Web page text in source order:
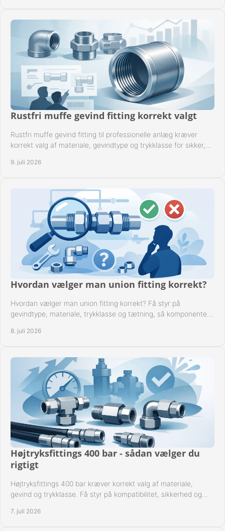
Rustfri muffe gevind fitting korrekt valgt
Rustfri muffe gevind fitting til professionelle anlæg kræver
korrekt valg af materiale, gevindtype og trykklasse for sikker,
9. juli 2026
Hvordan vælger man union fitting korrekt?
Hvordan vælger man union fitting korrekt? Få styr på
gevindtype, materiale, trykklasse og tætning, så komponenten
8. juli 2026
Højtryksfittings 400 bar - sådan vælger du
rigtigt
Højtryksfittings 400 bar kræver korrekt valg af materiale,
gevind og trykklasse. Få styr på kompatibilitet, sikkerhed og
7. juli 2026